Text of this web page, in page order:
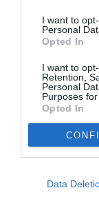
I want to
Personal
Opted In
I want to
Retention,
Personal
Purposes
Opted In
Data
vicomtea
Groupe
en vente ?
Tony de Brest
À Leipzig/
en vol